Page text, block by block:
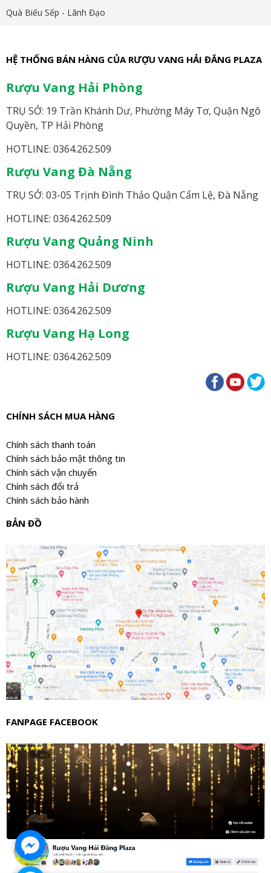
Quà Biếu Sếp - Lãnh Đạo
HỆ THỐNG BÁN HÀNG CỦA RƯỢU VANG HẢI ĐĂNG PLAZA
Rượu Vang Hải Phòng
TRỤ SỞ: 19 Trần Khánh Dư, Phường Máy Tơ, Quận Ngô
Quyền, TP Hải Phòng
HOTLINE: 0364.262.509
Rượu Vang Đà Nẵng
TRỤ SỞ: 03-05 Trịnh Đình Thảo Quận Cẩm Lệ, Đà Nẵng
HOTLINE: 0364.262.509
Rượu Vang Quảng Ninh
HOTLINE: 0364.262.509
Rượu Vang Hải Dương
HOTLINE: 0364.262.509
Rượu Vang Hạ Long
HOTLINE: 0364.262.509
CHÍNH SÁCH MUA HÀNG
Chính sách thanh toán
Chính sách bảo mật thông tin
Chính sách vận chuyển
Chính sách đổi trả
Chính sách bảo hành
BẢN ĐỒ
FANPAGE FACEBOOK